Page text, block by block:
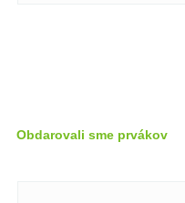
Obdarovali sme prvákov